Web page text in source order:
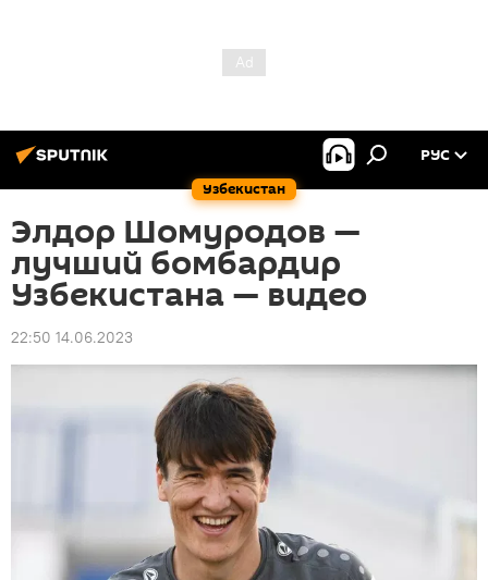
Узбекистан
РУС
Элдор Шомуродов —
лучший бомбардир
Узбекистана — видео
22:50 14.06.2023